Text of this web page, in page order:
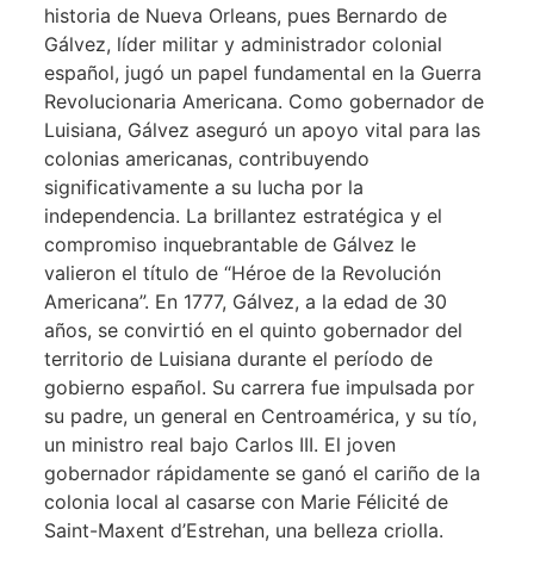
historia de Nueva Orleans, pues Bernardo de
Gálvez, líder militar y administrador colonial
español, jugó un papel fundamental en la Guerra
Revolucionaria Americana. Como gobernador de
Luisiana, Gálvez aseguró un apoyo vital para las
colonias americanas, contribuyendo
significativamente a su lucha por la
independencia. La brillantez estratégica y el
compromiso inquebrantable de Gálvez le
valieron el título de “Héroe de la Revolución
Americana”. En 1777, Gálvez, a la edad de 30
años, se convirtió en el quinto gobernador del
territorio de Luisiana durante el período de
gobierno español. Su carrera fue impulsada por
su padre, un general en Centroamérica, y su tío,
un ministro real bajo Carlos III. El joven
gobernador rápidamente se ganó el cariño de la
colonia local al casarse con Marie Félicité de
Saint-Maxent d’Estrehan, una belleza criolla.